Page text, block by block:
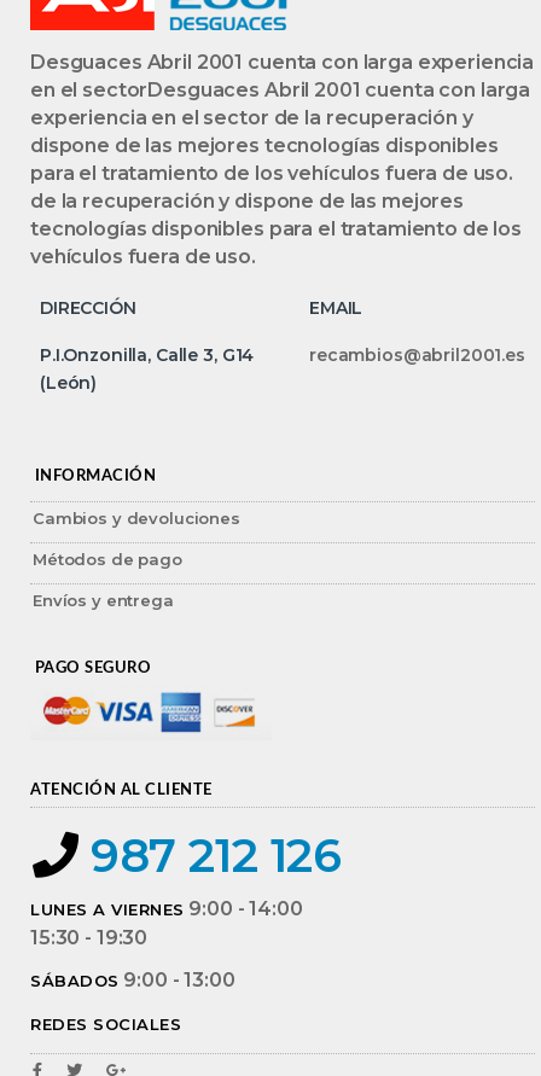
Desguaces Abril 2001 cuenta con larga experiencia
en el sectorDesguaces Abril 2001 cuenta con larga
experiencia en el sector de la recuperación y
dispone de las mejores tecnologías disponibles
para el tratamiento de los vehículos fuera de uso.
de la recuperación y dispone de las mejores
tecnologías disponibles para el tratamiento de los
vehículos fuera de uso.
DIRECCIÓN EMAIL
P.I.Onzonilla, Calle 3, G14
(León)
recambios@abril2001.es
INFORMACIÓN
Cambios y devoluciones
Métodos de pago
Envíos y entrega
PAGO SEGURO
ATENCIÓN AL CLIENTE
987 212 126
LUNES A VIERNES 9:00 - 14:00
15:30 - 19:30
SÁBADOS 9:00 - 13:00
REDES SOCIALES